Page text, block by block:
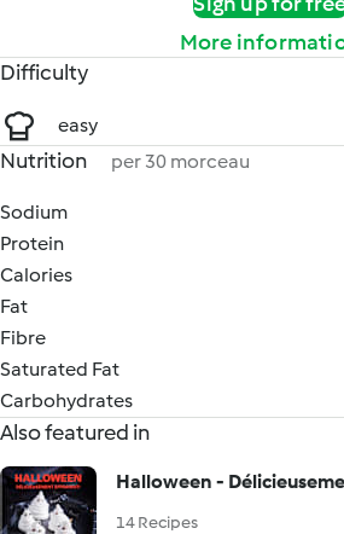
More
Difficulty
easy
Nutrition per 30 morceau
Sodium
Protein
Calories
Fat
Fibre
Saturated Fat
Carbohydrates
Also featured in
Halloween -
14 Recipes